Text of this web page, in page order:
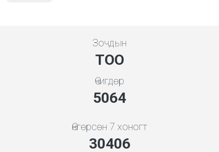
Зочдын
ТОО
Өчигдөр
5648
Өнгөрсөн 7 хоногт
33915